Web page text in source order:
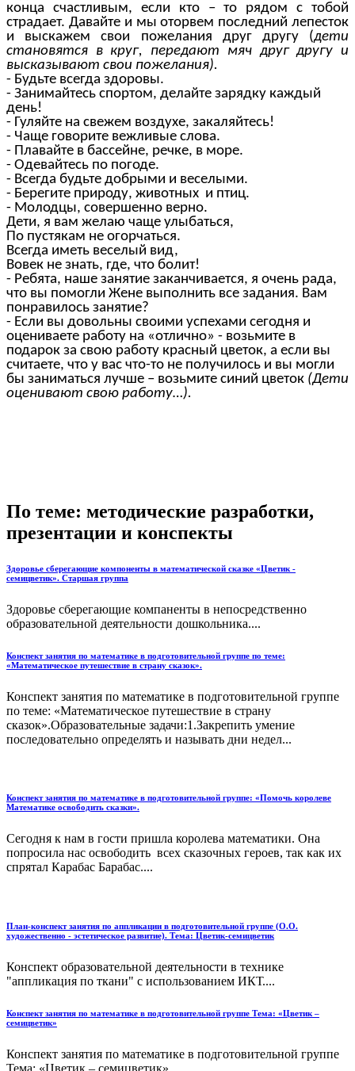
конца счастливым, если кто – то рядом с тобой
страдает. Давайте и мы оторвем последний лепесток
и выскажем свои пожелания друг другу (дети
становятся в круг, передают мяч друг другу и
высказывают свои пожелания).
- Будьте всегда здоровы.
- Занимайтесь спортом, делайте зарядку каждый
день!
- Гуляйте на свежем воздухе, закаляйтесь!
- Чаще говорите вежливые слова.
- Плавайте в бассейне, речке, в море.
- Одевайтесь по погоде.
- Всегда будьте добрыми и веселыми.
- Берегите природу, животных и птиц.
- Молодцы, совершенно верно.
Дети, я вам желаю чаще улыбаться,
По пустякам не огорчаться.
Всегда иметь веселый вид,
Вовек не знать, где, что болит!
- Ребята, наше занятие заканчивается, я очень рада,
что вы помогли Жене выполнить все задания. Вам
понравилось занятие?
- Если вы довольны своими успехами сегодня и
оцениваете работу на «отлично» - возьмите в
подарок за свою работу красный цветок, а если вы
считаете, что у вас что-то не получилось и вы могли
бы заниматься лучше – возьмите синий цветок (Дети
оценивают свою работу…).
По теме: методические разработки,
презентации и конспекты
Здоровье сберегающие компоненты в математической сказке «Цветик -
семицветик». Старшая группа
Здоровье сберегающие компаненты в непосредственно
образовательной деятельности дошкольника....
Конспект занятия по математике в подготовительной группе по теме:
«Математическое путешествие в страну сказок».
Конспект занятия по математике в подготовительной группе
по теме: «Математическое путешествие в страну
сказок».Образовательные задачи:1.Закрепить умение
последовательно определять и называть дни недел...
Конспект занятия по математике в подготовительной группе: «Помочь королеве
Математике освободить сказки».
Сегодня к нам в гости пришла королева математики. Она
попросила нас освободить всех сказочных героев, так как их
спрятал Карабас Барабас....
План-конспект занятия по аппликации в подготовительной группе (О.О.
художественно - эстетическое развитие). Тема: Цветик-семицветик
Конспект образовательной деятельности в технике
"аппликация по ткани" с использованием ИКТ....
Конспект занятия по математике в подготовительной группе Тема: «Цветик –
семицветик»
Конспект занятия по математике в подготовительной группе